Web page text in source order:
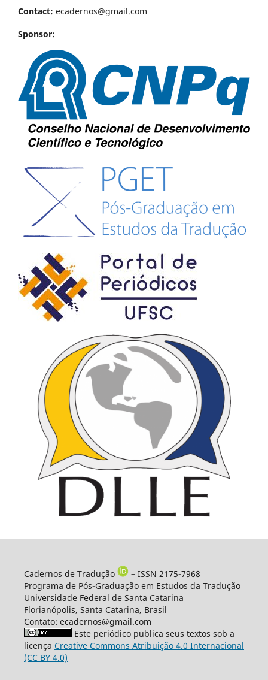
Contact: ecadernos@gmail.com
Sponsor:
Cadernos de Tradução
– ISSN 2175-7968
Programa de Pós-Graduação em Estudos da Tradução
Universidade Federal de Santa Catarina
Florianópolis, Santa Catarina, Brasil
Contato: ecadernos@gmail.com
Este periódico publica seus textos sob a
licença Creative Commons Atribuição 4.0 Internacional
(CC BY 4.0)